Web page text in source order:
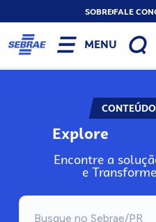
SOBREFALE
MENU
Explore
Encontre a
e